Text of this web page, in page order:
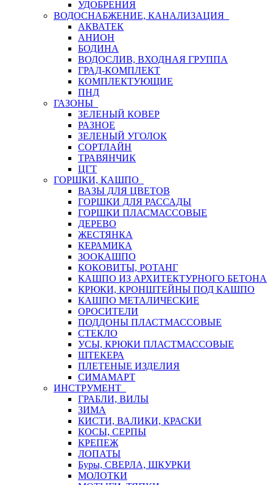
УДОБРЕНИЯ
ВОДОСНАБЖЕНИЕ, КАНАЛИЗАЦИЯ
АКВАТЕК
АНИОН
БОДИНА
ВОДОСЛИВ, ВХОДНАЯ ГРУППА
ГРАД-КОМПЛЕКТ
КОМПЛЕКТУЮЩИЕ
ПНД
ГАЗОНЫ
ЗЕЛЕНЫЙ КОВЕР
РАЗНОЕ
ЗЕЛЕНЫЙ УГОЛОК
СОРТЛАЙН
ТРАВЯНЧИК
ЦГТ
ГОРШКИ, КАШПО
ВАЗЫ ДЛЯ ЦВЕТОВ
ГОРШКИ ДЛЯ РАССАДЫ
ГОРШКИ ПЛАСМАССОВЫЕ
ДЕРЕВО
ЖЕСТЯНКА
КЕРАМИКА
ЗООКАШПО
КОКОВИТЫ, РОТАНГ
КАШПО ИЗ АРХИТЕКТУРНОГО БЕТОНА
КРЮКИ, КРОНШТЕЙНЫ ПОД КАШПО
КАШПО МЕТАЛИЧЕСКИЕ
ОРОСИТЕЛИ
ПОДДОНЫ ПЛАСТМАССОВЫЕ
СТЕКЛО
УСЫ, КРЮКИ ПЛАСТМАССОВЫЕ
ШТЕКЕРА
ПЛЕТЕНЫЕ ИЗДЕЛИЯ
СИМАМАРТ
ИНСТРУМЕНТ
ГРАБЛИ, ВИЛЫ
ЗИМА
КИСТИ, ВАЛИКИ, КРАСКИ
КОСЫ, СЕРПЫ
КРЕПЕЖ
ЛОПАТЫ
Буры, СВЕРЛА, ШКУРКИ
МОЛОТКИ